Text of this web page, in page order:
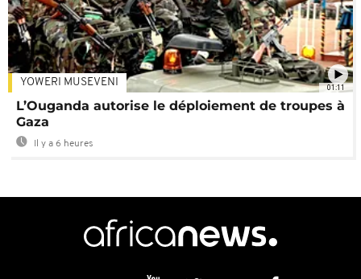
01:11
YOWERI MUSEVENI
L’Ouganda autorise le déploiement de troupes à
Gaza
Il y a 6 heures